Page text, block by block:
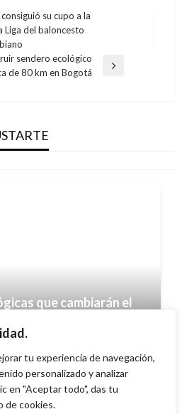
tu experiencia de navegación,
personalizado y analizar
en "Aceptar todo", das tu
de cookies.
su cupo a la
Liga del baloncesto
sendero ecológico
de 80 km en Bogotá
Solar
septiembre 30, 2010
que cambiarán el
3, 2014
producto para
20, 2018